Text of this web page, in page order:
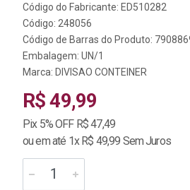
Código do Fabricante: ED510282
Código: 248056
Código de Barras do Produto:
Embalagem: UN/1
Marca: DIVISAO CONTEINER
R$ 49,99
Pix 5% OFF R$ 47,49
ou em até 1x R$ 49,99 Sem Juros